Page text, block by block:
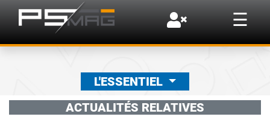
☰
×
L'ESSENTIEL
ACTUALITÉS RELATIVES